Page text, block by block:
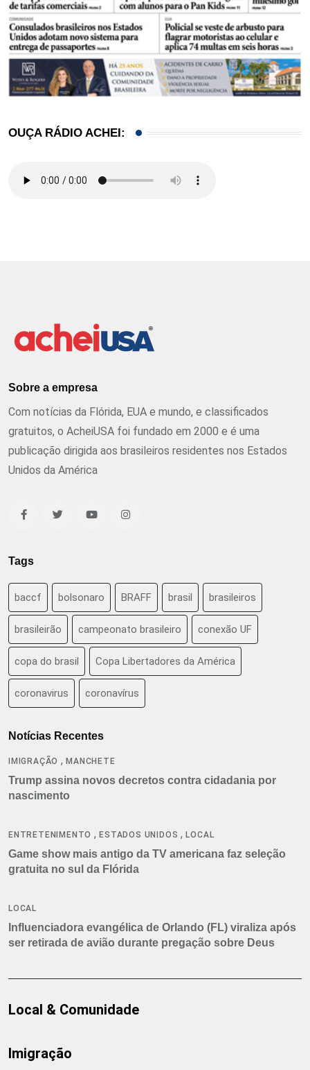
OUÇA RÁDIO ACHEI:
Sobre a empresa
Com notícias da Flórida, EUA e mundo, e classificados
gratuitos, o AcheiUSA foi fundado em 2000 e é uma
publicação dirigida aos brasileiros residentes nos Estados
Unidos da América
Tags
baccf bolsonaro BRAFF brasil brasileiros
brasileirão campeonato brasileiro conexão UF
copa do brasil Copa Libertadores da América
coronavirus coronavírus
Notícias Recentes
IMIGRAÇÃO ,MANCHETE
Trump assina novos decretos contra cidadania por
nascimento
ENTRETENIMENTO ,ESTADOS UNIDOS ,LOCAL
Game show mais antigo da TV americana faz seleção
gratuita no sul da Flórida
LOCAL
Influenciadora evangélica de Orlando (FL) viraliza após
ser retirada de avião durante pregação sobre Deus
Local & Comunidade
Imigração